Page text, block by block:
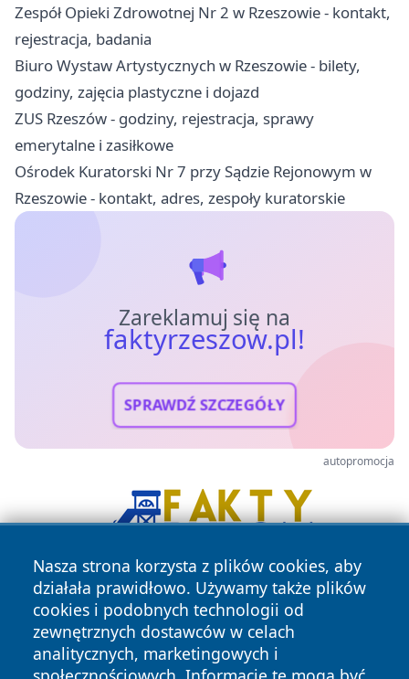
Zespół Opieki Zdrowotnej Nr 2 w Rzeszowie - kontakt,
rejestracja, badania
Biuro Wystaw Artystycznych w Rzeszowie - bilety,
godziny, zajęcia plastyczne i dojazd
ZUS Rzeszów - godziny, rejestracja, sprawy
emerytalne i zasiłkowe
Ośrodek Kuratorski Nr 7 przy Sądzie Rejonowym w
Rzeszowie - kontakt, adres, zespoły kuratorskie
Zareklamuj się na
faktyrzeszow.pl!
SPRAWDŹ SZCZEGÓŁY
autopromocja
Nasza strona korzysta z plików cookies, aby
działała prawidłowo. Używamy także plików
cookies i podobnych technologii od
zewnętrznych dostawców w celach
analitycznych, marketingowych i